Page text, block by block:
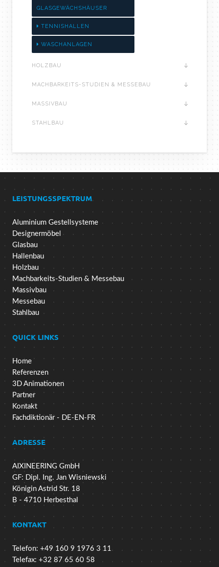
GLASGEWÄCHSHÄUSER
TENNISHALLEN
WASCHANLAGEN
HOLZBAU
MACHBARKEITS-STUDIEN & MESSEBAU
MASSIVBAU
STAHLBAU
LEISTUNGSSPEKTRUM
Aluminium Gestellsysteme
Designermöbel
Glasbau
Hallenbau
Holzbau
Machbarkeits-Studien & Messebau
Massivbau
Messebau
Stahlbau
QUICK LINKS
Home
Referenzen
3D Animationen
Partner
Kontakt
Fachdiktionär - DE-EN-FR
ADRESSE
AIXINEERING GmbH
GF: Dipl. Ing. Jan Wisniewski
Königin Astrid Str. 18
B - 4710 Herbesthal
KONTAKT
Telefon: +49 160 9 1976 3 11
Telefax: +32 87 65 60 58